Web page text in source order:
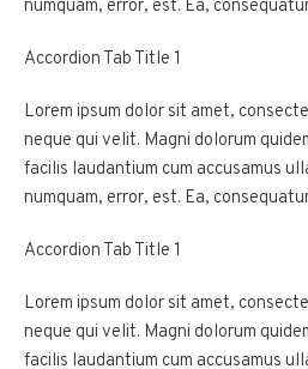
numquam, error, est. Ea,
Accordion Tab Title 1
Lorem ipsum dolor sit amet,
neque qui velit. Magni dolorum
facilis laudantium cum accusamus
numquam, error, est. Ea,
Accordion Tab Title 1
Lorem ipsum dolor sit amet,
neque qui velit. Magni dolorum
facilis laudantium cum accusamus